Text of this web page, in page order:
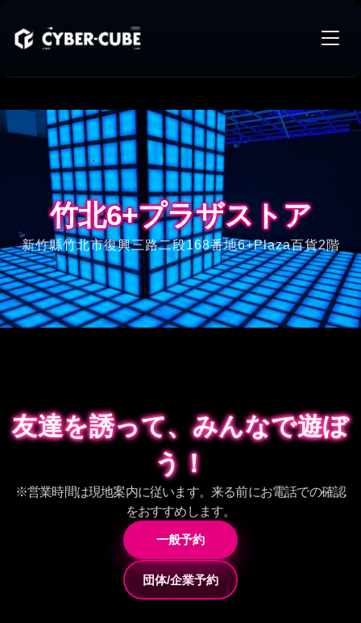
竹北6+プラザストア
竹北6+プラザストア
新竹縣竹北市復興三路二段168番地6+Plaza百貨2階
友達を誘って、みんなで遊ぼ
う！
友達を誘って、みんなで遊ぼ
う！
※営業時間は現地案内に従います。来る前にお電話での確認
をおすすめします。
一般予約
団体/企業予約